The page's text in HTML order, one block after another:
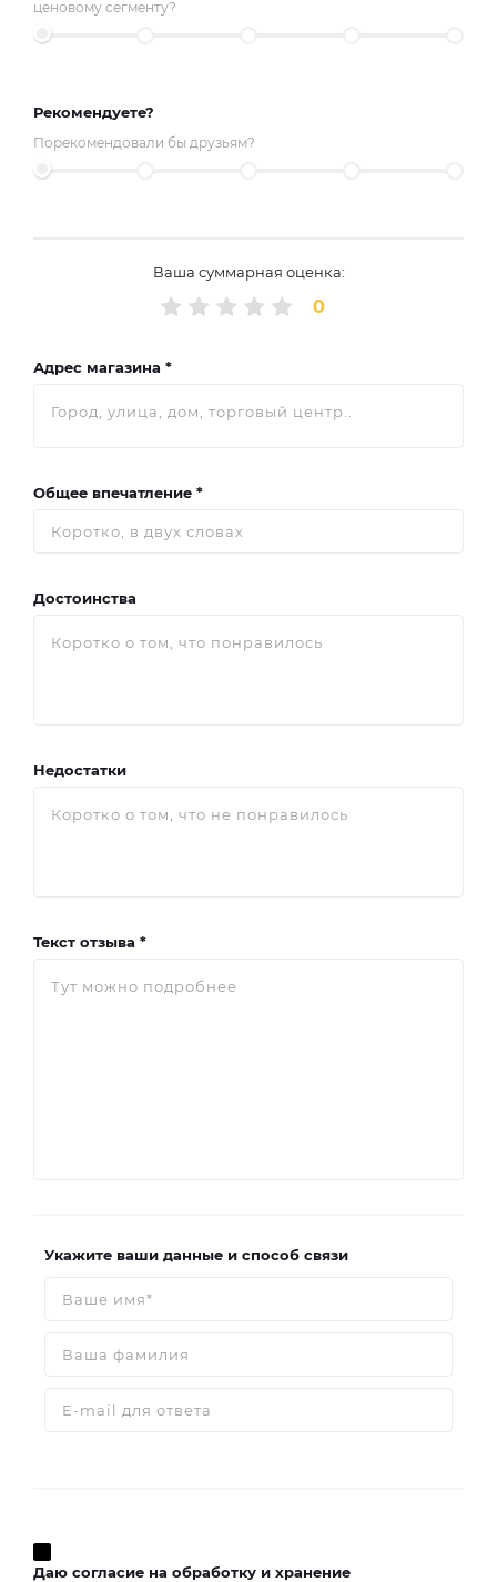
ценовому сегменту?
Рекомендуете?
Порекомендовали бы друзьям?
Ваша суммарная оценка:
0
Адрес магазина *
Общее впечатление *
Достоинства
Недостатки
Текст отзыва *
Укажите ваши данные и способ связи
Даю согласие на обработку и хранение